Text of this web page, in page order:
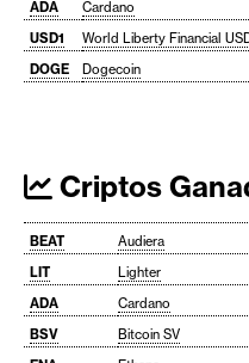
ADA
Cardano
USD1
World Liberty Financial
DOGE
Dogecoin
Criptos
BEAT Audiera
LIT
Lighter
ADA
Cardano
BSV
Bitcoin SV